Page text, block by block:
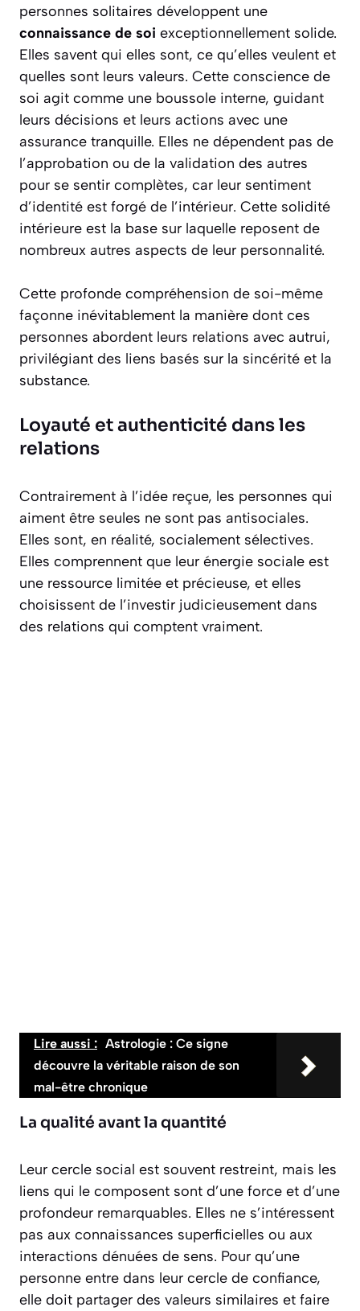
personnes solitaires développent une
connaissance de soi exceptionnellement solide.
Elles savent qui elles sont, ce qu’elles veulent et
quelles sont leurs valeurs. Cette conscience de
soi agit comme une boussole interne, guidant
leurs décisions et leurs actions avec une
assurance tranquille. Elles ne dépendent pas de
l’approbation ou de la validation des autres
pour se sentir complètes, car leur sentiment
d’identité est forgé de l’intérieur. Cette solidité
intérieure est la base sur laquelle reposent de
nombreux autres aspects de leur personnalité.
Cette profonde compréhension de soi-même
façonne inévitablement la manière dont ces
personnes abordent leurs relations avec autrui,
privilégiant des liens basés sur la sincérité et la
substance.
Loyauté et authenticité dans les
relations
Contrairement à l’idée reçue, les personnes qui
aiment être seules ne sont pas antisociales.
Elles sont, en réalité, socialement sélectives.
Elles comprennent que leur énergie sociale est
une ressource limitée et précieuse, et elles
choisissent de l’investir judicieusement dans
des relations qui comptent vraiment.
Lire aussi : Astrologie : Ce signe
découvre la véritable raison de son
mal-être chronique
La qualité avant la quantité
Leur cercle social est souvent restreint, mais les
liens qui le composent sont d’une force et d’une
profondeur remarquables. Elles ne s’intéressent
pas aux connaissances superficielles ou aux
interactions dénuées de sens. Pour qu’une
personne entre dans leur cercle de confiance,
elle doit partager des valeurs similaires et faire